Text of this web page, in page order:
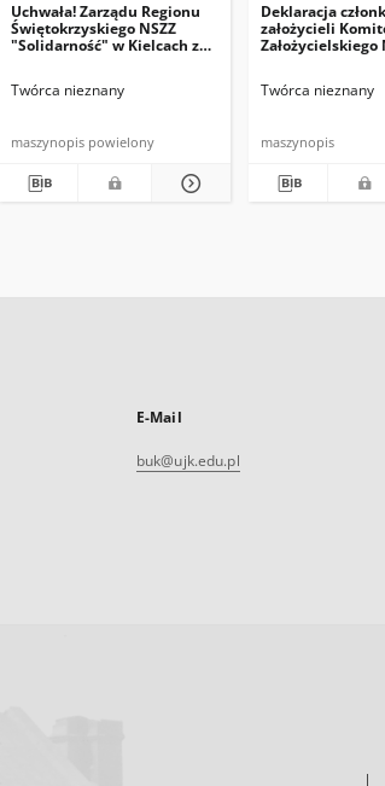
Uchwała! Zarządu Regionu
Świętokrzyskiego NSZZ
"Solidarność" w Kielcach z
Twórca nieznany
maszynopis powielony
Deklaracja
założycieli
Założycielskiego
Twórca nieznany
maszynopis
E-Mail
buk@ujk.edu.pl